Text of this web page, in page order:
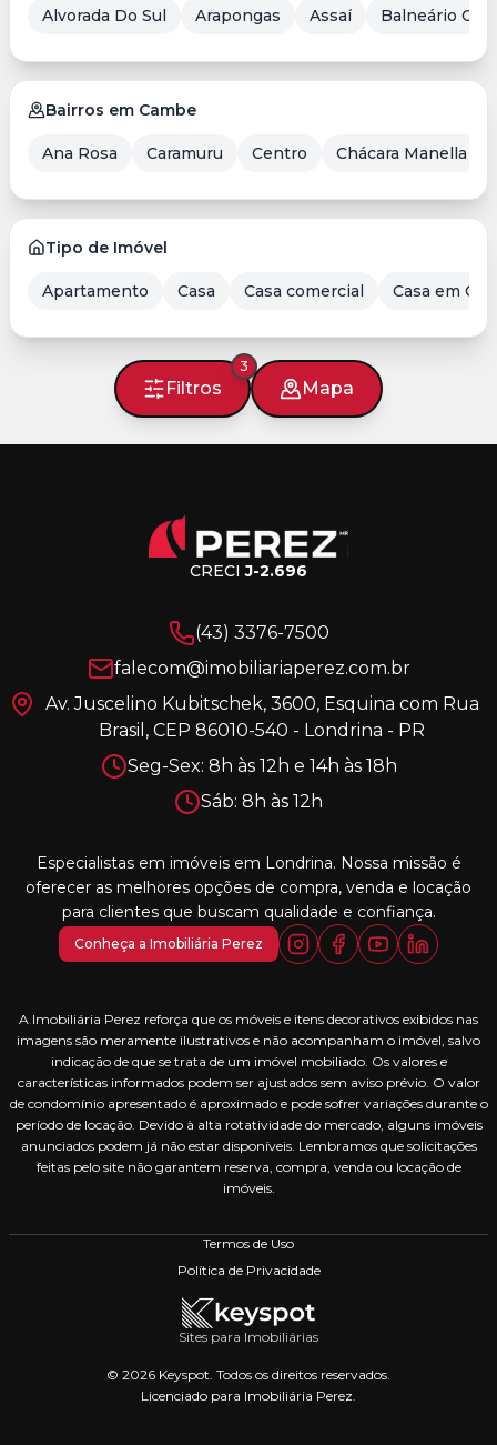
Filtros
3
Mapa
Alvorada Do Sul Arapongas Assaí Balneário
Bairros em Cambe
Ana Rosa Caramuru Centro Chácara Manella
Tipo de Imóvel
Apartamento Casa Casa comercial Casa em
CRECIJ-2.696
(43) 3376-7500
falecom@imobiliariaperez.com.br
Av. Juscelino Kubitschek, 3600, Esquina com Rua
Brasil, CEP 86010-540 - Londrina - PR
Seg-Sex: 8h às 12h e 14h às 18h
Sáb: 8h às 12h
Especialistas em imóveis em Londrina. Nossa missão é
oferecer as melhores opções de compra, venda e locação
para clientes que buscam qualidade e confiança.
Conheça a Imobiliária Perez
A Imobiliária Perez reforça que os móveis e itens decorativos exibidos nas
imagens são meramente ilustrativos e não acompanham o imóvel, salvo
indicação de que se trata de um imóvel mobiliado. Os valores e
características informados podem ser ajustados sem aviso prévio. O valor
de condomínio apresentado é aproximado e pode sofrer variações durante o
período de locação. Devido à alta rotatividade do mercado, alguns imóveis
anunciados podem já não estar disponíveis. Lembramos que solicitações
feitas pelo site não garantem reserva, compra, venda ou locação de
imóveis.
Termos de Uso
Política de Privacidade
Sites para Imobiliárias
© 2026 Keyspot. Todos os direitos reservados.
Licenciado para Imobiliária Perez.